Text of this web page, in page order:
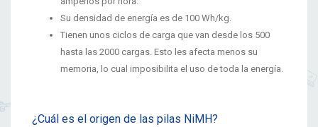
Su densidad de energía es de 100 Wh/kg.
Tienen unos ciclos de carga que van desde los 500
hasta las 2000 cargas. Esto les afecta menos su
memoria, lo cual imposibilita el uso de toda la energía.
¿Cuál es el origen de las pilas NiMH?